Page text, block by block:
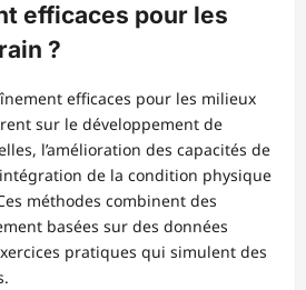
efficaces pour les
?
efficaces pour les milieux
sur le développement de
l’amélioration des capacités de
de la condition physique
méthodes combinent des
basées sur des données
pratiques qui simulent des